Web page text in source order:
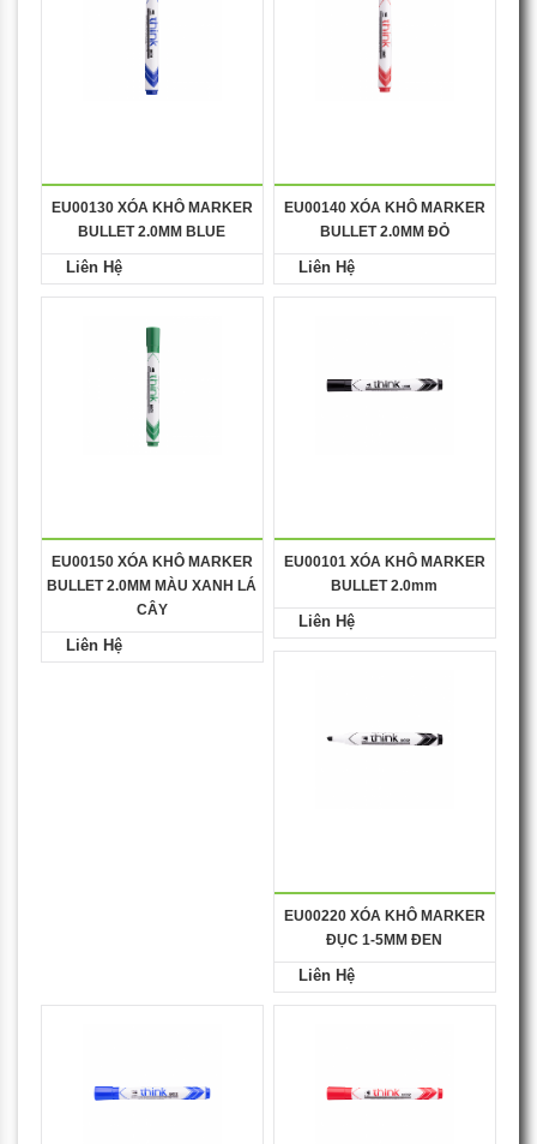
EU00130 XÓA KHÔ MARKER
BULLET 2.0MM BLUE
Liên Hệ
EU00140 XÓA KHÔ MARKER
BULLET 2.0MM ĐỎ
Liên Hệ
EU00150 XÓA KHÔ MARKER
BULLET 2.0MM MÀU XANH LÁ
CÂY
Liên Hệ
EU00101 XÓA KHÔ MARKER
BULLET 2.0mm
Liên Hệ
EU00220 XÓA KHÔ MARKER
ĐỤC 1-5MM ĐEN
Liên Hệ